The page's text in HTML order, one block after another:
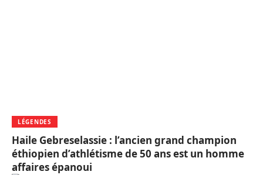
LÉGENDES
Haile Gebreselassie : l’ancien grand champion
éthiopien d’athlétisme de 50 ans est un homme
affaires épanoui